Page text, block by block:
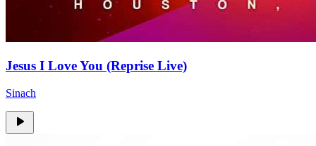
Jesus I Love You (Reprise Live)
Sinach